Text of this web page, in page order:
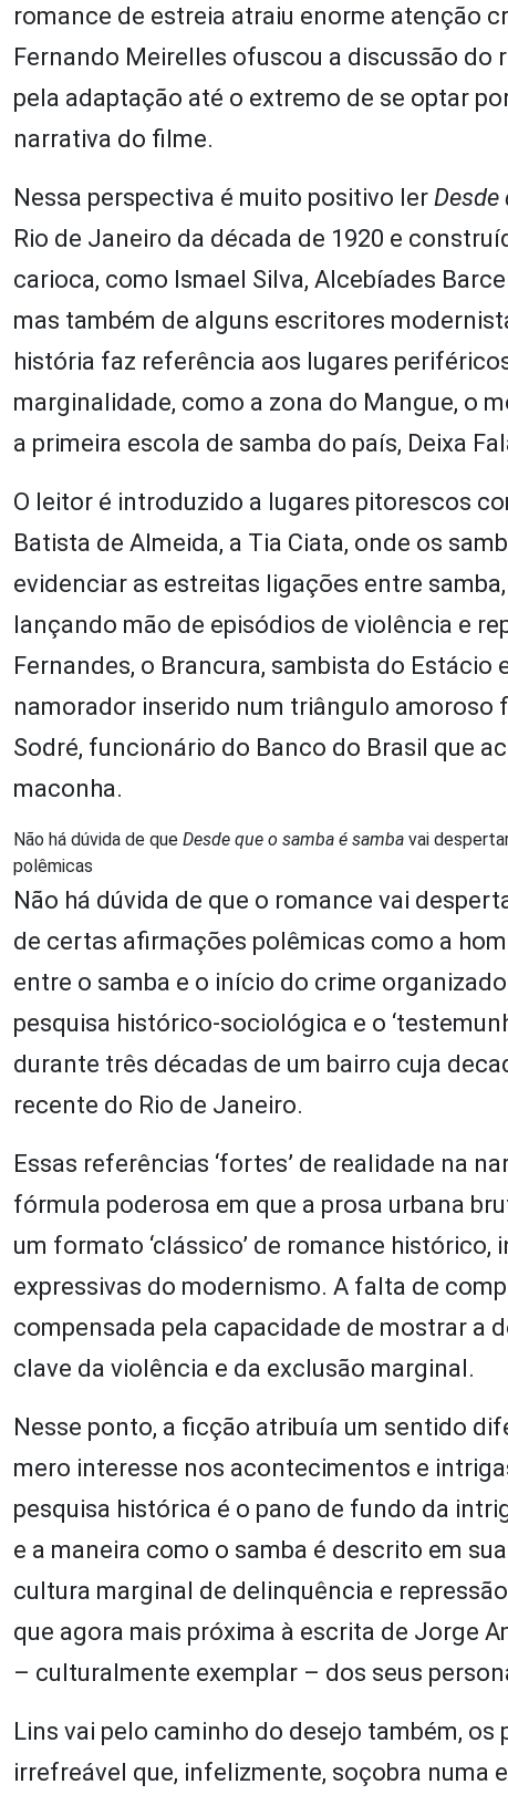
romance de estreia atraiu enorme atenção
Fernando Meirelles ofuscou a discussão
pela adaptação até o extremo de se optar
narrativa do filme.
Nessa perspectiva é muito positivo ler Desde
Rio de Janeiro da década de 1920 e
carioca, como Ismael Silva, Alcebíades
mas também de alguns escritores
história faz referência aos lugares
marginalidade, como a zona do Mangue, o
a primeira escola de samba do país, Deixa
O leitor é introduzido a lugares pitorescos
Batista de Almeida, a Tia Ciata, onde os
evidenciar as estreitas ligações entre
lançando mão de episódios de violência e
Fernandes, o Brancura, sambista do
namorador inserido num triângulo
Sodré, funcionário do Banco do Brasil que
maconha.
Não há dúvida de que Desde que o samba é samba vai
polêmicas
Não há dúvida de que o romance vai
de certas afirmações polêmicas como a
entre o samba e o início do crime
pesquisa histórico-sociológica e o
durante três décadas de um bairro cuja
recente do Rio de Janeiro.
Essas referências ‘fortes’ de realidade na
fórmula poderosa em que a prosa urbana
um formato ‘clássico’ de romance
expressivas do modernismo. A falta de
compensada pela capacidade de mostrar a
clave da violência e da exclusão marginal.
Nesse ponto, a ficção atribuía um sentido
mero interesse nos acontecimentos e
pesquisa histórica é o pano de fundo da
e a maneira como o samba é descrito em
cultura marginal de delinquência e
que agora mais próxima à escrita de Jorge
– culturalmente exemplar – dos seus
Lins vai pelo caminho do desejo também,
irrefreável que, infelizmente, soçobra numa